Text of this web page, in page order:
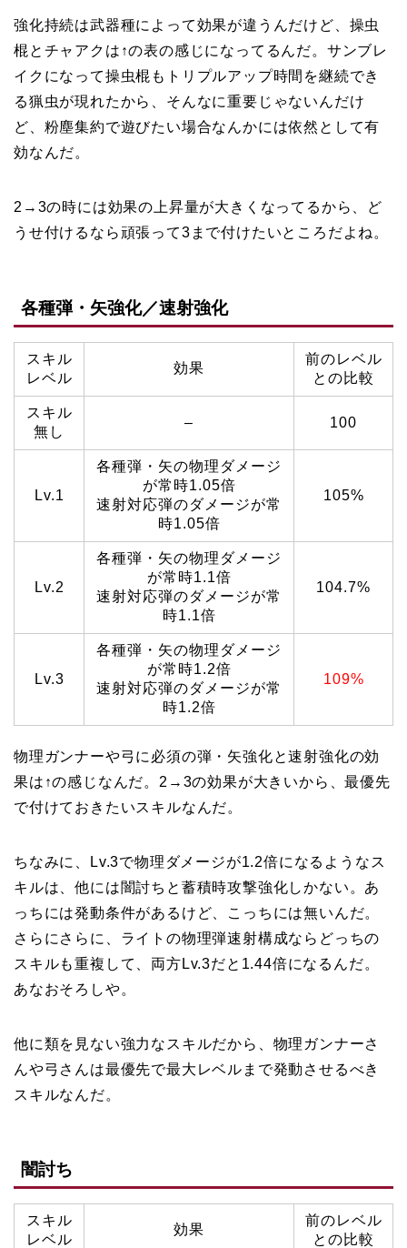
強化持続は武器種によって効果が違うんだけど、操虫
棍とチャアクは↑の表の感じになってるんだ。サンブレ
イクになって操虫棍もトリプルアップ時間を継続でき
る猟虫が現れたから、そんなに重要じゃないんだけ
ど、粉塵集約で遊びたい場合なんかには依然として有
効なんだ。
2→3の時には効果の上昇量が大きくなってるから、ど
うせ付けるなら頑張って3まで付けたいところだよね。
各種弾・矢強化／速射強化
スキル
レベル
効果
前のレベル
との比較
スキル
無し
– 100
Lv.1
各種弾・矢の物理ダメージ
が常時1.05倍
速射対応弾のダメージが常
時1.05倍
105%
Lv.2
各種弾・矢の物理ダメージ
が常時1.1倍
速射対応弾のダメージが常
時1.1倍
104.7%
Lv.3
各種弾・矢の物理ダメージ
が常時1.2倍
速射対応弾のダメージが常
時1.2倍
109%
物理ガンナーや弓に必須の弾・矢強化と速射強化の効
果は↑の感じなんだ。2→3の効果が大きいから、最優先
で付けておきたいスキルなんだ。
ちなみに、Lv.3で物理ダメージが1.2倍になるようなス
キルは、他には闇討ちと蓄積時攻撃強化しかない。あ
っちには発動条件があるけど、こっちには無いんだ。
さらにさらに、ライトの物理弾速射構成ならどっちの
スキルも重複して、両方Lv.3だと1.44倍になるんだ。
あなおそろしや。
他に類を見ない強力なスキルだから、物理ガンナーさ
んや弓さんは最優先で最大レベルまで発動させるべき
スキルなんだ。
闇討ち
スキル
レベル
効果
前のレベル
との比較